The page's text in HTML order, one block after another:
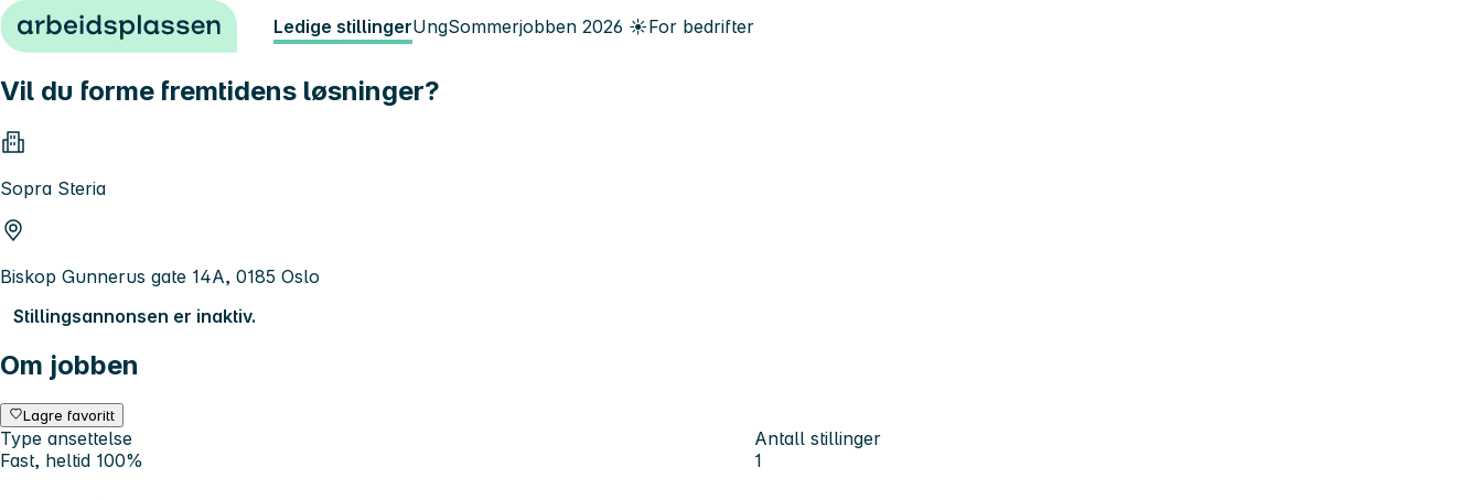
Hopp til innhold Ledige stillingerUngSommerjobben 2026 ☀️For bedrifter
Vil du forme fremtidens løsninger?
Sopra Steria
Biskop Gunnerus gate 14A, 0185 Oslo
Stillingsannonsen er inaktiv.
Om jobben
Lagre favoritt
Type ansettelse
Fast, heltid 100%
Antall stillinger
1